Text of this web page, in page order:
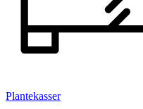
Plantekasser